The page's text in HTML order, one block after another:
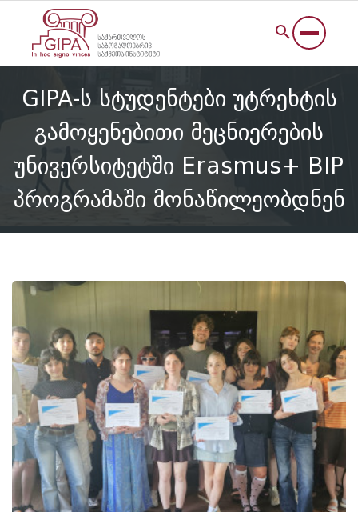
GIPA-ს სტუდენტები უტრეხტის
გამოყენებითი მეცნიერების
უნივერსიტეტში Erasmus+ BIP
პროგრამაში მონაწილეობდნენ